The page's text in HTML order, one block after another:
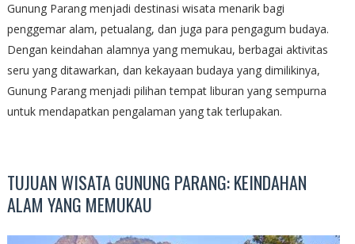
Gunung Parang menjadi destinasi wisata menarik bagi
penggemar alam, petualang, dan juga para pengagum budaya.
Dengan keindahan alamnya yang memukau, berbagai aktivitas
seru yang ditawarkan, dan kekayaan budaya yang dimilikinya,
Gunung Parang menjadi pilihan tempat liburan yang sempurna
untuk mendapatkan pengalaman yang tak terlupakan.
TUJUAN WISATA GUNUNG PARANG: KEINDAHAN
ALAM YANG MEMUKAU